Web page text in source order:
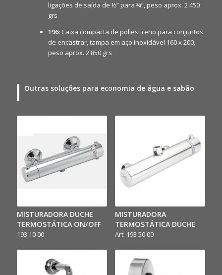
ligações de saída de ½” para ¾”, peso aprox. 2 450
grs
196:Caixa compacta de poliestireno para conjuntos
de encastrar, tampa em aço inoxidável 160 x 200,
peso aprox. 2 850 grs
Outras soluções para economia de água e sabão
MISTURADORA DUCHE
TERMOSTÁTICA ON/OFF
193 10 00
MISTURADORA
TERMOSTÁTICA DUCHE
Art. 193 50 00